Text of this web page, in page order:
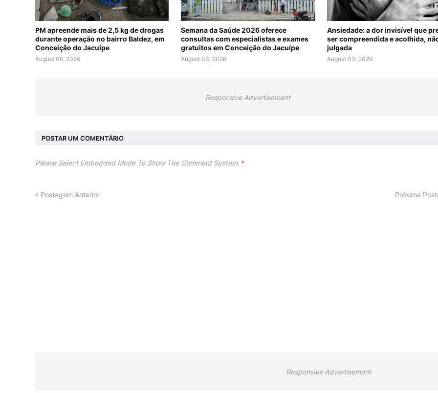
PM apreende mais de 2,5 kg de drogas
durante operação no bairro Baldez, em
Conceição do Jacuípe
August 06, 2026
Semana da Saúde 2026 oferece
consultas com especialistas e exames
gratuitos em Conceição do Jacuípe
August 03, 2026
Ansiedade: a dor invisível que
ser compreendida e acolhida,
julgada
August 03, 2026
Responsive Advertisement
POSTAR UM COMENTÁRIO
Please Select Embedded Mode To Show The Comment System. *
Postagem Anterior Próxima
Responsive Advertisement